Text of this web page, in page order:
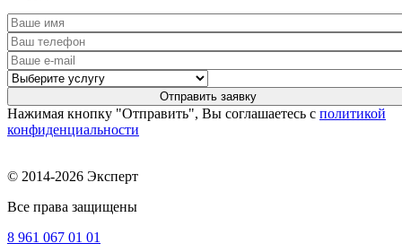
Нажимая кнопку "Отправить", Вы соглашаетесь с политикой
конфиденциальности
© 2014-2026 Эксперт
Все права защищены
8 961 067 01 01